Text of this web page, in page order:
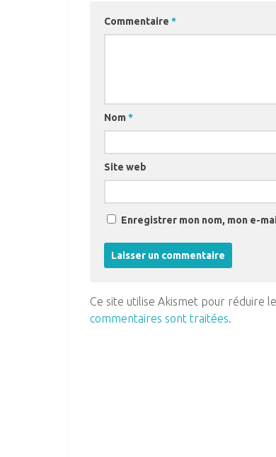
Commentaire *
Nom *
Site web
Enregistrer mon nom, mon e-
Ce site utilise Akismet pour réduire
commentaires sont traitées.